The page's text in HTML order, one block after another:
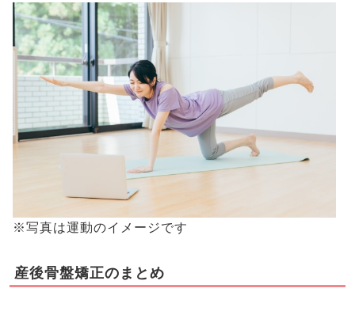
※写真は運動のイメージです
産後骨盤矯正のまとめ